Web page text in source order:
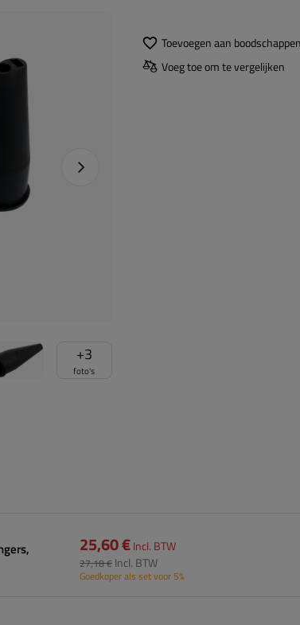
+3
foto's
Naprawa produktu
Toevoegen aan
Voeg toe om te vergelijken
25,60 €Incl. BTW
27,18 € Incl. BTW
Goedkoper als set voor 5%